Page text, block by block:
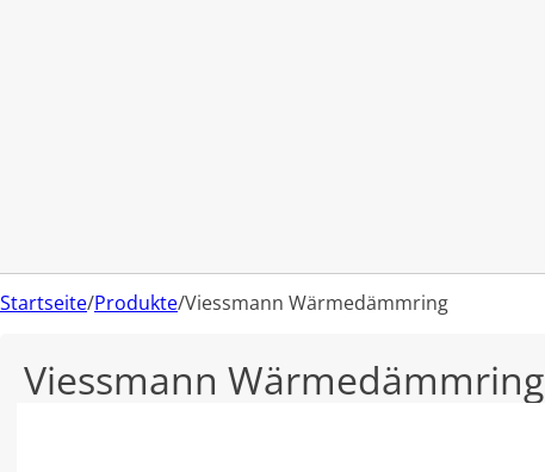
Startseite/Produkte/Viessmann Wärmedämmring
Viessmann Wärmedämmring